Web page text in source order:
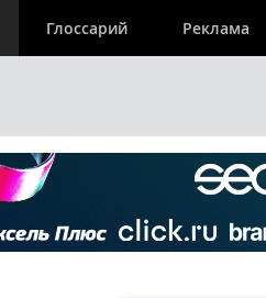
Глоссарий Реклама